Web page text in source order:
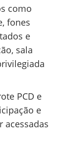
como
fones
e
sala
PCD e
e
acessadas